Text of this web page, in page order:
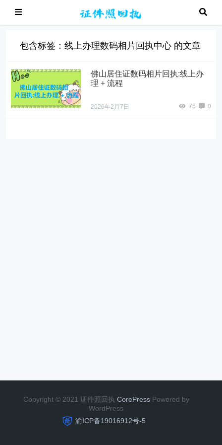
包含标签：线上办理数码相片回执中心 的文章
佛山居住证数码相片回执:线上办
理 + 流程
2026年2月7日 75 0
Copyright © 2021 证件照回执 CorePress Powered by
WordPress
渝ICP备19016912号-5